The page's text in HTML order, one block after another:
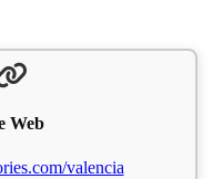
Web
valencia